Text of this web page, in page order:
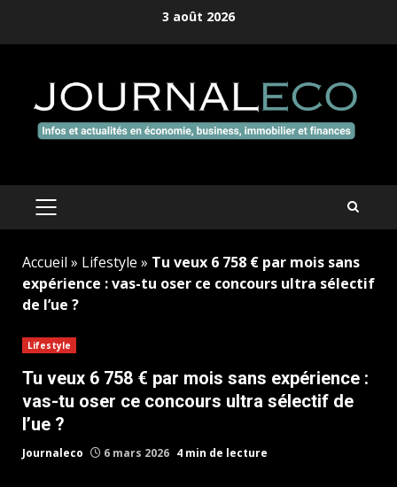
3 août 2026
MENU
PRINCIPAL
Accueil » Lifestyle » Tu veux 6 758 € par mois sans
expérience : vas-tu oser ce concours ultra sélectif
de l’ue ?
Lifestyle
Tu veux 6 758 € par mois sans expérience :
vas-tu oser ce concours ultra sélectif de
l’ue ?
Journaleco 6 mars 2026 4 min de lecture